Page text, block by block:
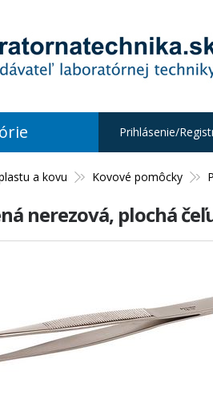
a kovu Kovové pomôcky
nerezová, plochá
Prihlásenie/